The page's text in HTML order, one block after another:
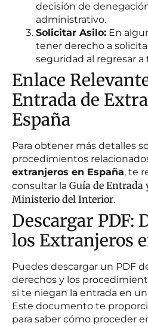
decisión de
administrativo.
Solicitar Asilo: En
tener derecho a
seguridad al regresar
Enlace
Entrada de
España
Para obtener más detalles
procedimientos
extranjeros en España, te
consultar la Guía de Entrada
Ministerio del Interior.
Descargar PDF:
los Extranjeros
Puedes descargar un PDF
derechos y los
si te niegan la entrada en
Este documento te
para saber cómo proceder